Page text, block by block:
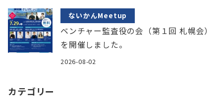
ないかんMeetup
ベンチャー監査役の会（第１回 札幌会）
を開催しました。
2026-08-02
カテゴリー